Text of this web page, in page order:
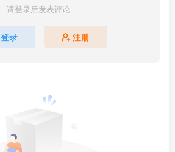
请登录后发表评论
登录 注册